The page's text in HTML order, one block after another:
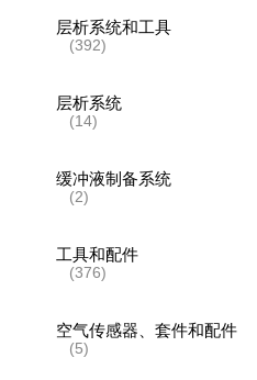
层析系统和工具
(392)
层析系统
(14)
缓冲液制备系统
(2)
工具和配件
(376)
空气传感器、套件和配件
(5)